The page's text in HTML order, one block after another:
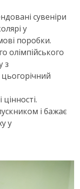
сувеніри
у
поробки.
олімпійського
з
і бажає
у